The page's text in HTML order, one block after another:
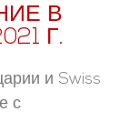
В
Г.
и Swiss
с